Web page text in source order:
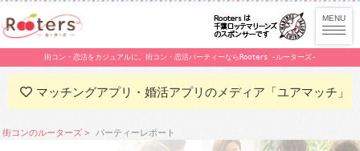
街コン・恋活をカジュアルに。街コン・恋活パーティーならRooters -ルーターズ-
マッチングアプリ・婚活アプリのメディア「ユアマッチ」
街コンのルーターズ パーティーレポート